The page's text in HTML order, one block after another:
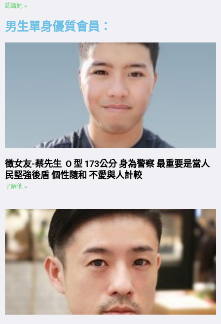
認識她 »
男生單身優質會員：
徵女友-蔡先生 O 型 173公分 身為警察 最重要是當人
民堅強後盾 個性隨和 不愛與人計較
了解他 »